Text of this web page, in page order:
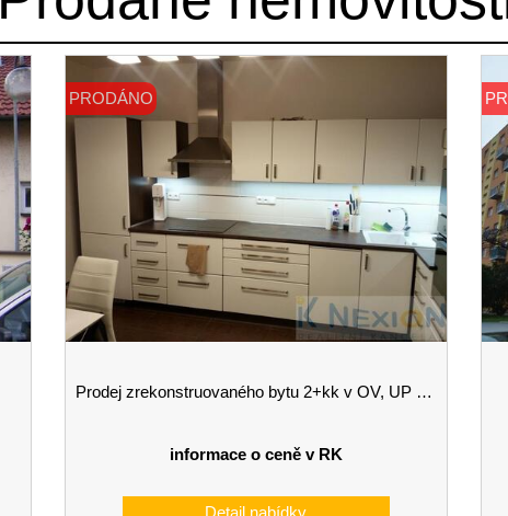
PRODÁNO
Prodej zrekonstruovaného bytu 2+kk v OV, UP 60 m2 v Opatovic
informace o ceně v RK